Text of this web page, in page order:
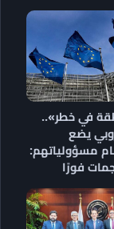
في خطر»..
يضع
مسؤولياتهم:
فورًا